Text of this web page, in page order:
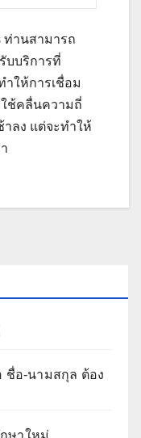
ท่านสามารถ
บบริการที่
ำให้การเชื่อม
ช้คลื่นความถี่
ลง แต่จะทำให้
ชื่อ-นามสกุล ต้อง